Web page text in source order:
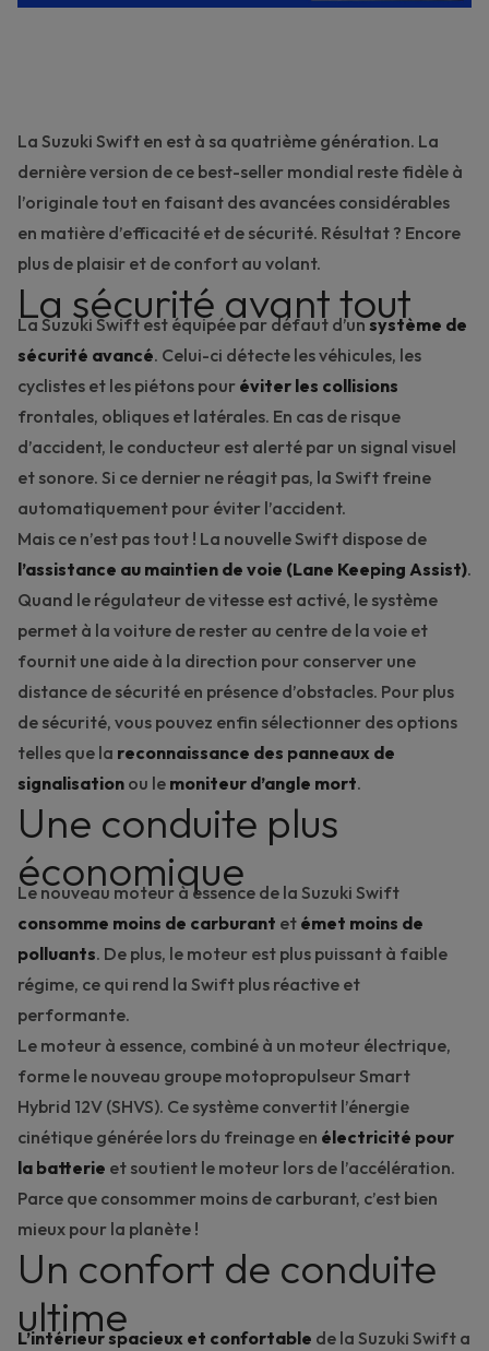
La Suzuki Swift en est à sa quatrième génération. La
dernière version de ce best-seller mondial reste fidèle à
l’originale tout en faisant des avancées considérables
en matière d’efficacité et de sécurité. Résultat ? Encore
plus de plaisir et de confort au volant.
La sécurité avant tout
La Suzuki Swift est équipée par défaut d’unsystème de
sécurité avancé. Celui-ci détecte les véhicules, les
cyclistes et les piétons pour éviter les collisions
frontales, obliques et latérales. En cas de risque
d’accident, le conducteur est alerté par un signal visuel
et sonore. Si ce dernier ne réagit pas, la Swift freine
automatiquement pour éviter l’accident.
Mais ce n’est pas tout ! La nouvelle Swift dispose de
l’assistance au maintien de voie (Lane Keeping Assist).
Quand le régulateur de vitesse est activé, le système
permet à la voiture de rester au centre de la voie et
fournit une aide à la direction pour conserver une
distance de sécurité en présence d’obstacles. Pour plus
de sécurité, vous pouvez enfin sélectionner des options
telles que la reconnaissance des panneaux de
signalisation ou le moniteur d’angle mort.
Une conduite plus
économique
Le nouveau moteur à essence de la Suzuki Swift
consomme moins de carburant et émet moins de
polluants. De plus, le moteur est plus puissant à faible
régime, ce qui rend la Swift plus réactive et
performante.
Le moteur à essence, combiné à un moteur électrique,
forme le nouveau groupe motopropulseur Smart
Hybrid 12V (SHVS). Ce système convertit l’énergie
cinétique générée lors du freinage en électricité pour
la batterie et soutient le moteur lors de l’accélération.
Parce que consommer moins de carburant, c’est bien
mieux pour la planète !
Un confort de conduite
ultime
L’intérieur spacieux et confortable de la Suzuki Swift a